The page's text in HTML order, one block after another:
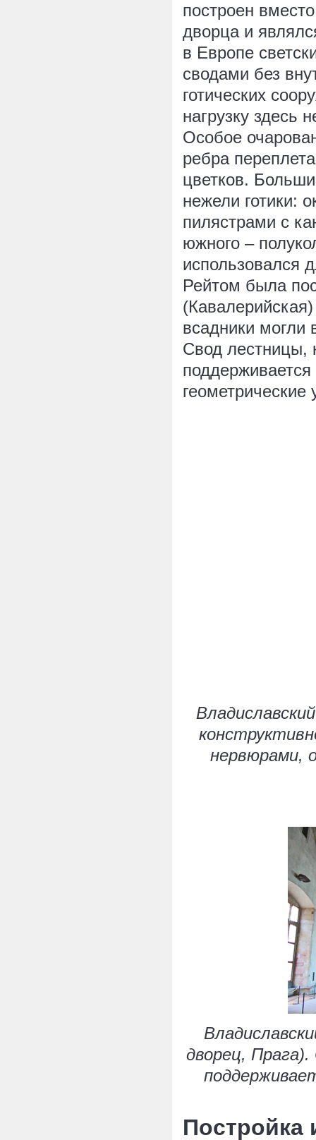
построен
дворца и
в Европе
сводами без
готических
нагрузку здесь
Особое
ребра
цветков.
нежели готики:
пилястрами с
южного –
использовался
Рейтом была
всадники
Свод лестницы,
геометрические
нервюрами,
дворец,
Постройка